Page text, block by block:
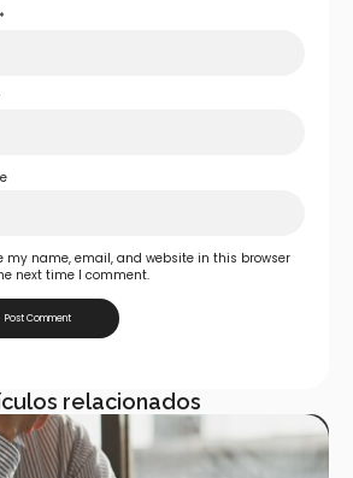
*
my name, email, and website in this browser
next time I comment.
relacionados